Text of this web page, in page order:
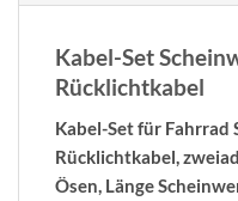
Kabel-Set
Rücklichtkabel
Kabel-Set für Fahrrad
Rücklichtkabel,
Ösen, Länge